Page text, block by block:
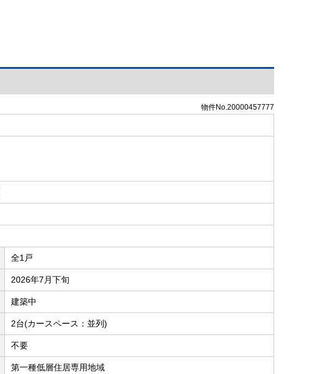
物件No.20000457777
全1戸
2026年7月下旬
建築中
2台(カースペース：並列)
不要
第一種低層住居専用地域